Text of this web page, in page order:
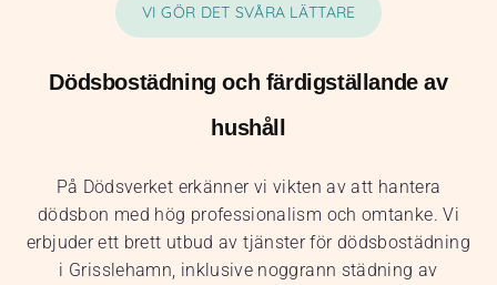
VI GÖR DET SVÅRA LÄTTARE
Dödsbostädning och färdigställande av
hushåll
På Dödsverket erkänner vi vikten av att hantera
dödsbon med hög professionalism och omtanke. Vi
erbjuder ett brett utbud av tjänster för dödsbostädning
i Grisslehamn, inklusive noggrann städning av